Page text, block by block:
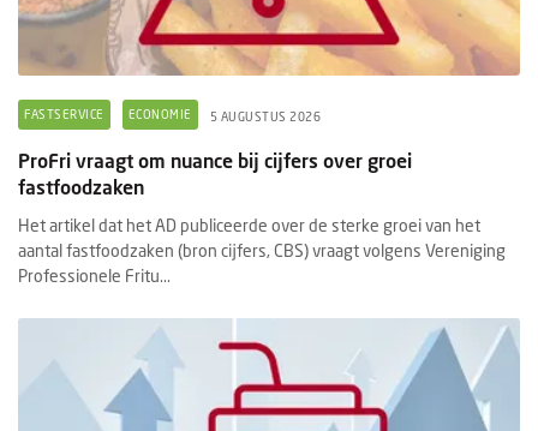
FASTSERVICE ECONOMIE 5 AUGUSTUS 2026
ProFri vraagt om nuance bij cijfers over groei
fastfoodzaken
Het artikel dat het AD publiceerde over de sterke groei van het
aantal fastfoodzaken (bron cijfers, CBS) vraagt volgens Vereniging
Professionele Fritu...